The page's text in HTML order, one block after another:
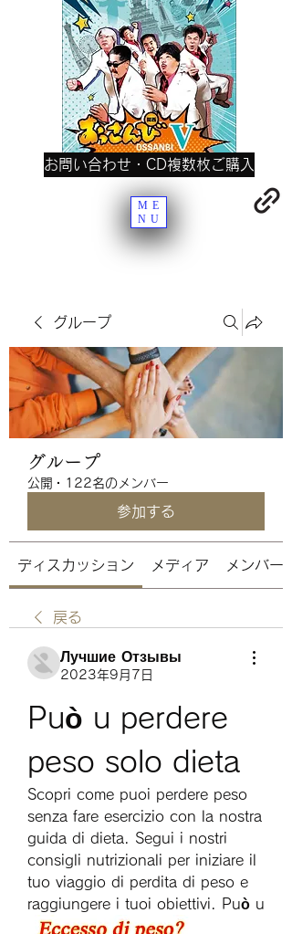
お問い合わせ・CD複数枚ご購入
ME
NU
グループ
グループ
公開 · 122名のメンバー
参加する
ディスカッション メディア メンバー
戻る
Лучшие Отзывы
2023年9月7日
Può u perdere
peso solo dieta
Scopri come puoi perdere peso
senza fare esercizio con la nostra
guida di dieta. Segui i nostri
consigli nutrizionali per iniziare il
tuo viaggio di perdita di peso e
raggiungere i tuoi obiettivi. Può u